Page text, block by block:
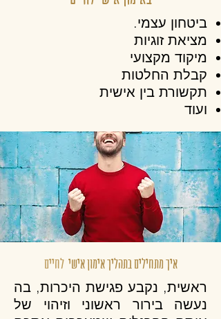
ביטחון עצמי.
מציאת זוגיות
מיקוד מקצועי
קבלת החלטות
תקשורת בין אישית
ועוד
איך מתחילים בתהליך אימון אישילחיים
ראשית, נקבע פגישת היכרות, בה
נעשה בירור ראשוני וזיהוי של